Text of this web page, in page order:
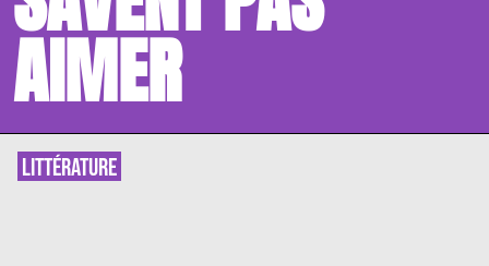
AIMER
LITTÉRATURE